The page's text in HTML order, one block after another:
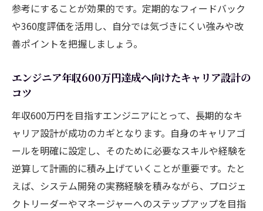
参考にすることが効果的です。定期的なフィードバック
や360度評価を活用し、自分では気づきにくい強みや改
善ポイントを把握しましょう。
エンジニア年収600万円達成へ向けたキャリア設計の
コツ
年収600万円を目指すエンジニアにとって、長期的なキ
ャリア設計が成功のカギとなります。自身のキャリアゴ
ールを明確に設定し、そのために必要なスキルや経験を
逆算して計画的に積み上げていくことが重要です。たと
えば、システム開発の実務経験を積みながら、プロジェ
クトリーダーやマネージャーへのステップアップを目指